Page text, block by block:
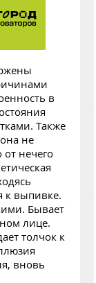
в
Также
не
от нечего
к выпивке.
Бывает
лице.
толчок к
вновь